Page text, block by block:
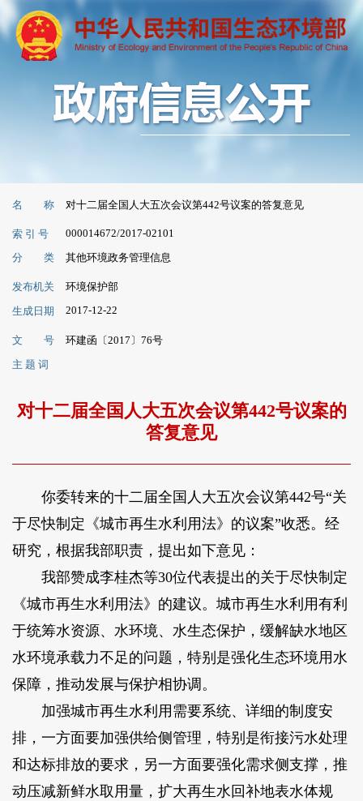
名 称 对十二届全国人大五次会议第442号议案的答复意见
索 引 号 000014672/2017-02101
分 类 其他环境政务管理信息
发布机关
环境保护部
生成日期
2017-12-22
文 号
环建函〔2017〕76号
主 题 词
对十二届全国人大五次会议第442号议案的
答复意见
你委转来的十二届全国人大五次会议第442号“关
于尽快制定《城市再生水利用法》的议案”收悉。经
研究，根据我部职责，提出如下意见：
我部赞成李桂杰等30位代表提出的关于尽快制定
《城市再生水利用法》的建议。城市再生水利用有利
于统筹水资源、水环境、水生态保护，缓解缺水地区
水环境承载力不足的问题，特别是强化生态环境用水
保障，推动发展与保护相协调。
加强城市再生水利用需要系统、详细的制度安
排，一方面要加强供给侧管理，特别是衔接污水处理
和达标排放的要求，另一方面要强化需求侧支撑，推
动压减新鲜水取用量，扩大再生水回补地表水体规